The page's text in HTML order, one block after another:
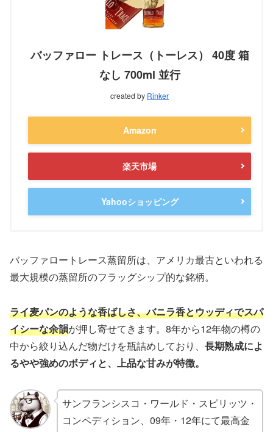
バッファロー トレース（トーレス） 40度 箱
なし 700ml 並行
created by Rinker
Amazon
楽天市場
Yahooショッピング
バッファロートレース蒸留所は、アメリカ最古といわれる
最大規模の蒸留所のフラッグシップ的な銘柄。
ライ麦パンのような香ばしさ、バニラ香とウッディでスパ
イシーな余韻が押し寄せてきます。8年から12年物の樽の
中から絞り込んだ物だけを瓶詰めしており、 長期熟成によ
るやや強めのボディと、上品な甘みが特徴。
サンフランシスコ・ワールド・スピリッツ・
コンペディション、09年・12年にて最高金